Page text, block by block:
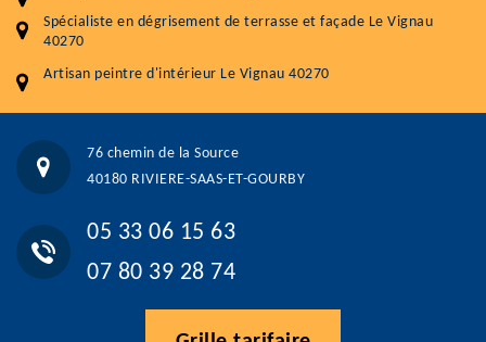
Spécialiste en dégrisement de terrasse et façade Le Vignau
40270
Artisan peintre d'intérieur Le Vignau 40270
76 chemin de la Source
40180 RIVIERE-SAAS-ET-GOURBY
05 33 06 15 63
07 80 39 28 74
Artisant local recommander
76 chemin de la Source 40180 RIVIERE-SAAS-ET-GOURBY